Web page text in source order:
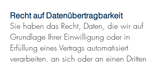
Recht auf Datenübertragbarkeit
Sie haben das Recht, Daten, die wir auf
Grundlage Ihrer Einwilligung oder in
Erfüllung eines Vertrags automatisiert
verarbeiten, an sich oder an einen Dritten